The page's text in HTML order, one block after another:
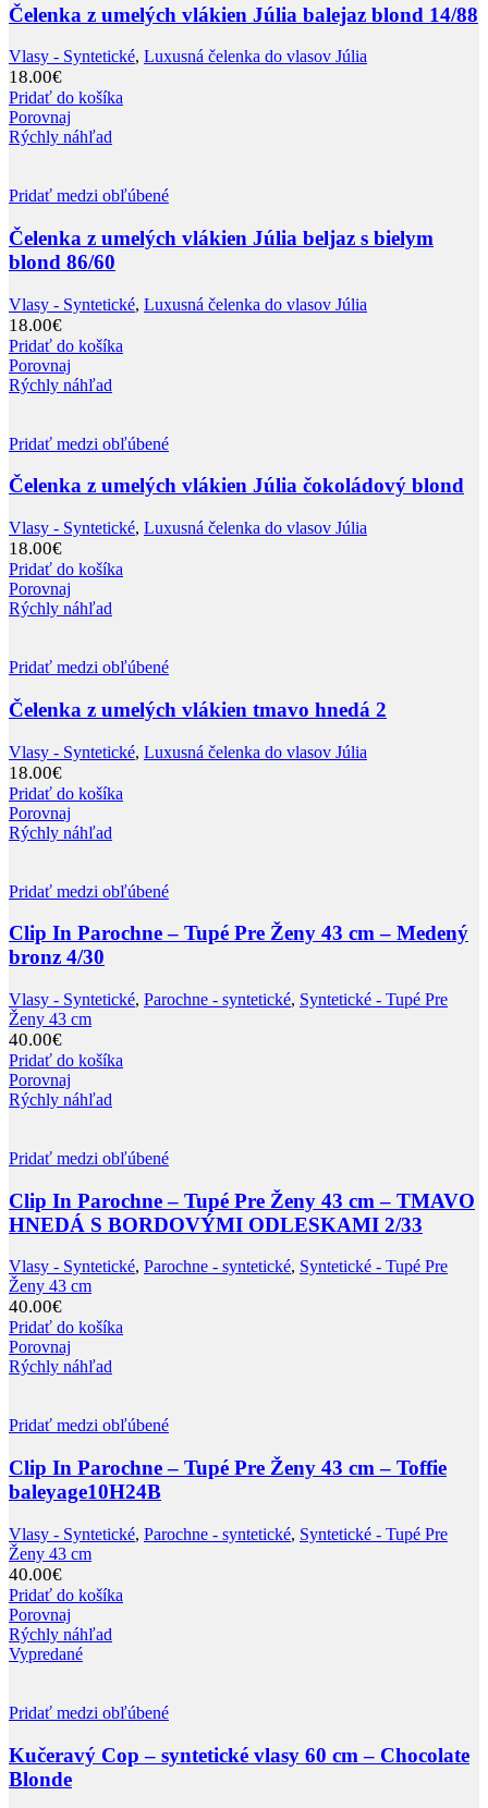
Čelenka z umelých vlákien Júlia balejaz blond 14/88
Vlasy - Syntetické, Luxusná čelenka do vlasov Júlia
18.00€
Pridať do košíka
Porovnaj
Rýchly náhľad
Pridať medzi obľúbené
Čelenka z umelých vlákien Júlia beljaz s bielym
blond 86/60
Vlasy - Syntetické, Luxusná čelenka do vlasov Júlia
18.00€
Pridať do košíka
Porovnaj
Rýchly náhľad
Pridať medzi obľúbené
Čelenka z umelých vlákien Júlia čokoládový blond
Vlasy - Syntetické, Luxusná čelenka do vlasov Júlia
18.00€
Pridať do košíka
Porovnaj
Rýchly náhľad
Pridať medzi obľúbené
Čelenka z umelých vlákien tmavo hnedá 2
Vlasy - Syntetické, Luxusná čelenka do vlasov Júlia
18.00€
Pridať do košíka
Porovnaj
Rýchly náhľad
Pridať medzi obľúbené
Clip In Parochne – Tupé Pre Ženy 43 cm – Medený
bronz 4/30
Vlasy - Syntetické, Parochne - syntetické, Syntetické - Tupé Pre
Ženy 43 cm
40.00€
Pridať do košíka
Porovnaj
Rýchly náhľad
Pridať medzi obľúbené
Clip In Parochne – Tupé Pre Ženy 43 cm – TMAVO
HNEDÁ S BORDOVÝMI ODLESKAMI 2/33
Vlasy - Syntetické, Parochne - syntetické, Syntetické - Tupé Pre
Ženy 43 cm
40.00€
Pridať do košíka
Porovnaj
Rýchly náhľad
Pridať medzi obľúbené
Clip In Parochne – Tupé Pre Ženy 43 cm – Toffie
baleyage10H24B
Vlasy - Syntetické, Parochne - syntetické, Syntetické - Tupé Pre
Ženy 43 cm
40.00€
Pridať do košíka
Porovnaj
Rýchly náhľad
Vypredané
Pridať medzi obľúbené
Kučeravý Cop – syntetické vlasy 60 cm – Chocolate
Blonde